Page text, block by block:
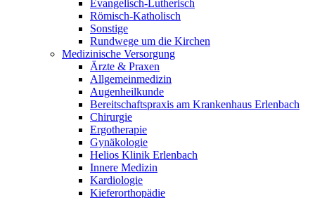
Evangelisch-Lutherisch
Römisch-Katholisch
Sonstige
Rundwege um die Kirchen
Medizinische Versorgung
Ärzte & Praxen
Allgemeinmedizin
Augenheilkunde
Bereitschaftspraxis am Krankenhaus Erlenbach
Chirurgie
Ergotherapie
Gynäkologie
Helios Klinik Erlenbach
Innere Medizin
Kardiologie
Kieferorthopädie